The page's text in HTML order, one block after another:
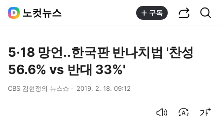
노컷뉴스 구독
5·18 망언..한국판 반나치법 '찬성
56.6% vs 반대 33%'
CBS 김현정의 뉴스쇼 2019. 2. 18. 09:12